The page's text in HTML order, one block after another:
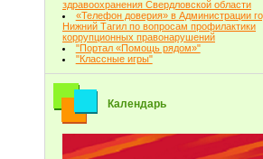
здравоохранения Свердловской области
«Телефон доверия» в Администрации
Нижний Тагил по вопросам профилактики
коррупционных правонарушений
"Портал «Помощь рядом»"
"Классные игры"
Календарь